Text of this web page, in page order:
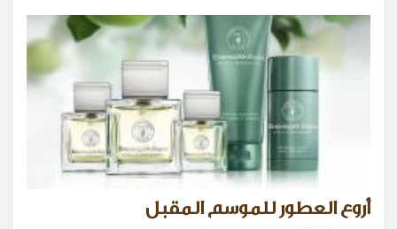
أروع العطور للموسم المقبل